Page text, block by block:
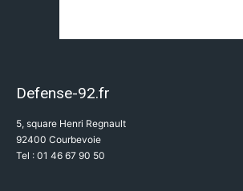
Defense-92.fr
5, square Henri Regnault
92400 Courbevoie
Tel : 01 46 67 90 50